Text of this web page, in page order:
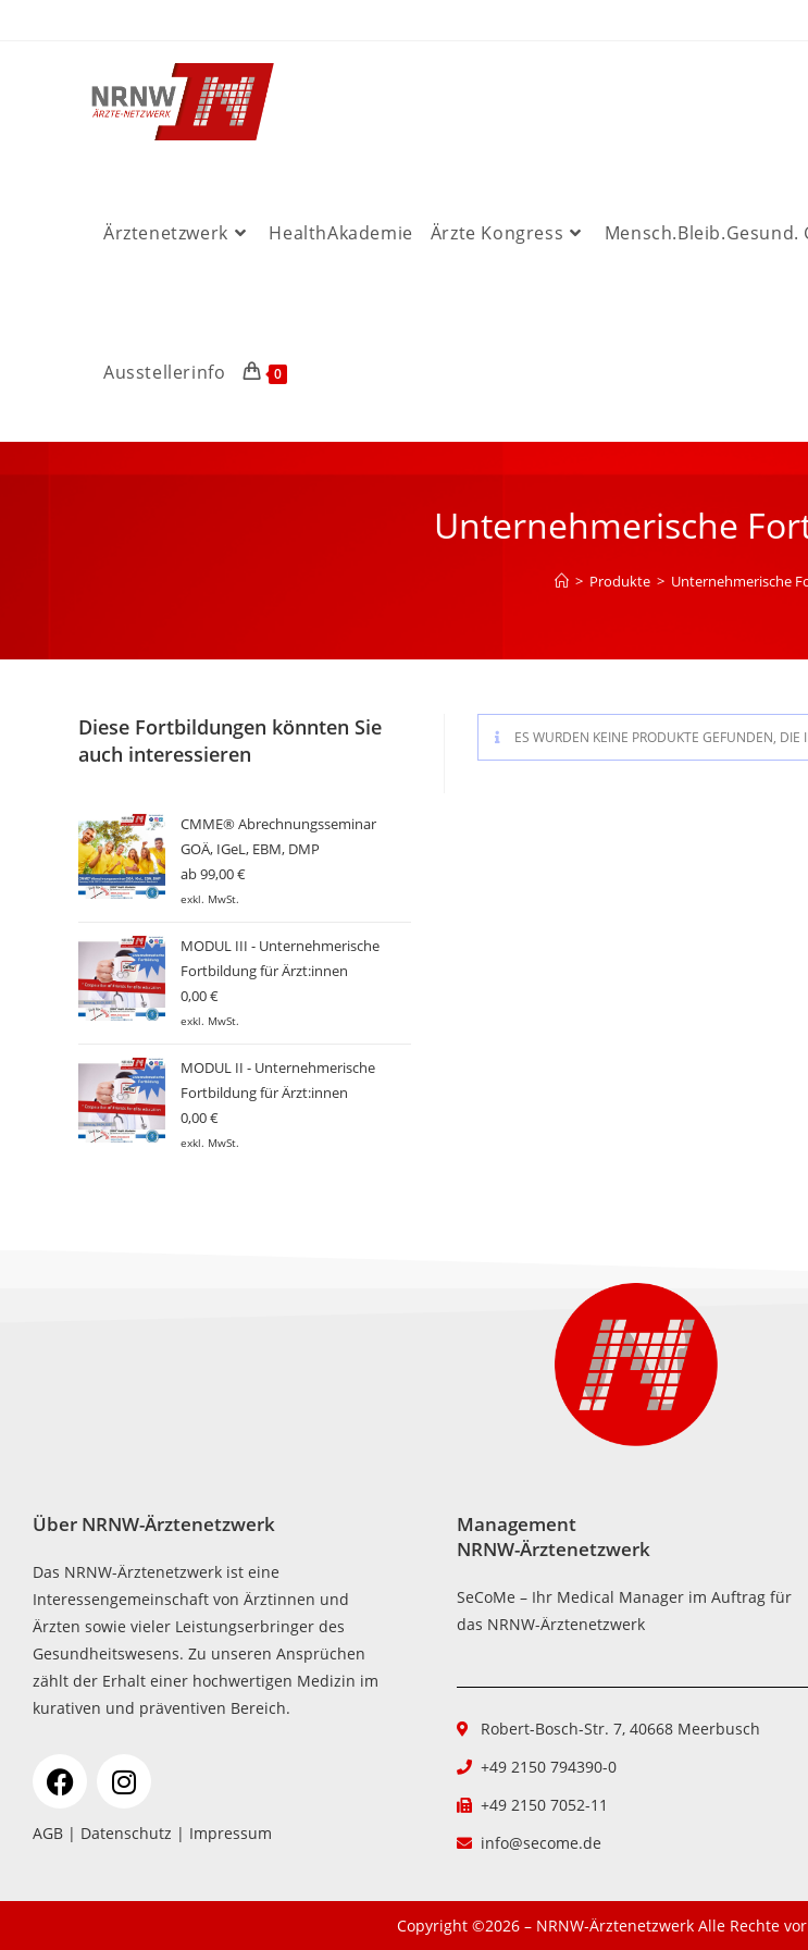
Ärztenetzwerk HealthAkademie Ärzte Kongress
Ausstellerinfo 0
Unternehmerische
> Produkte > Unternehmerische
ES WURDEN KEINE PRODUKTE GEFUNDEN, DIE
Diese Fortbildungen könnten Sie
auch interessieren
CMME® Abrechnungsseminar
GOÄ, IGeL, EBM, DMP
ab99,00€
exkl. MwSt.
MODUL III - Unternehmerische
Fortbildung für Ärzt:innen
0,00€
exkl. MwSt.
MODUL II - Unternehmerische
Fortbildung für Ärzt:innen
0,00€
exkl. MwSt.
Über NRNW-Ärztenetzwerk
Das NRNW-Ärztenetzwerk ist eine
Interessengemeinschaft von Ärztinnen und
Ärzten sowie vieler Leistungserbringer des
Gesundheitswesens. Zu unseren Ansprüchen
zählt der Erhalt einer hochwertigen Medizin im
kurativen und präventiven Bereich.
AGB | Datenschutz | Impressum
Management
NRNW-Ärztenetzwerk
SeCoMe – Ihr Medical Manager im Auftrag für
das NRNW-Ärztenetzwerk
Robert-Bosch-Str. 7, 40668 Meerbusch
+49 2150 794390-0
+49 2150 7052-11
info@secome.de
Copyright ©2026 – NRNW-Ärztenetzwerk Alle Rechte